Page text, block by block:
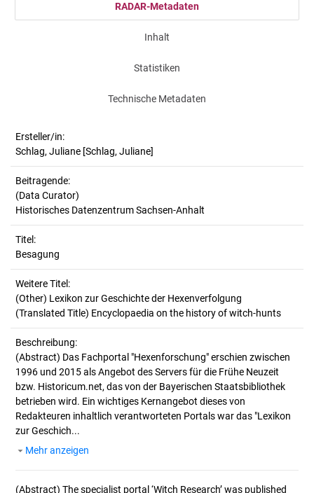
RADAR-Metadaten
Inhalt
Statistiken
Technische Metadaten
Ersteller/in:
Schlag, Juliane [Schlag, Juliane]
Beitragende:
(Data Curator)
Historisches Datenzentrum Sachsen-Anhalt
Titel:
Besagung
Weitere Titel:
(Other) Lexikon zur Geschichte der Hexenverfolgung
(Translated Title) Encyclopaedia on the history of witch-hunts
Beschreibung:
(Abstract) Das Fachportal "Hexenforschung" erschien zwischen
1996 und 2015 als Angebot des Servers für die Frühe Neuzeit
bzw. Historicum.net, das von der Bayerischen Staatsbibliothek
betrieben wird. Ein wichtiges Kernangebot dieses von
Redakteuren inhaltlich verantworteten Portals war das "Lexikon
zur Geschich...
Mehr anzeigen
(Abstract) The specialist portal ‘Witch Research’ was published